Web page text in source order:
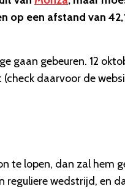
op een afstand van
gaan gebeuren. 12
daarvoor de
te lopen, dan zal hem
reguliere wedstrijd, en